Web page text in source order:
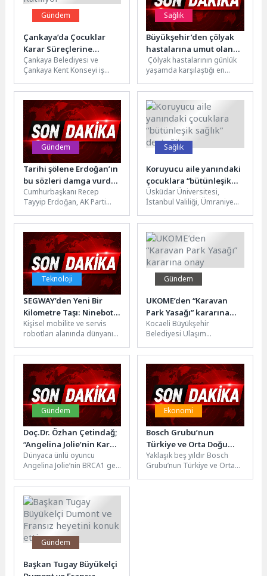
Gündem
Çankaya’da Çocuklar
Karar Süreçlerine
Katılıyor
Çankaya Belediyesi ve
Çankaya Kent Konseyi iş
Çocuk Meclisi, çocukların
yerel karar...
Sağlık
Büyükşehir’den çölyak
hastalarına umut olan
destek
Çölyak hastalarının günlük
yaşamda karşılaştığı en
glütensiz gıdaya erişim,
yüksek ürün...
Gündem
Tarihi şölene Erdoğan’ın
bu sözleri damga vurdu:
“Gençliğin Başkenti
Kocaeli!”
Cumhurbaşkanı Recep
Tayyip Erdoğan, AK Parti
tarafından düzenlenen ve 81
ilden...
Sağlık
Koruyucu aile yanındaki
çocuklara “bütünleşik
sağlık” desteği!
Üsküdar Üniversitesi,
İstanbul Valiliği, Ümraniye
ve Sosyal Hizmetler İl
Müdürlüğü ve İstanbul...
Teknoloji
SEGWAY’den Yeni Bir
Kilometre Taşı: Ninebot
E2 Serisi 1 Milyon Satışı
Aştı
Kişisel mobilite ve servis
robotları alanında dünyanın
Segway, Ninebot E2 serisi
elektrikli...
Gündem
UKOME’den “Karavan
Park Yasağı” kararına
onay
Kocaeli Büyükşehir
Belediyesi Ulaşım
(UKOME) kararıyla Kocaeli
genelinde belirlenen
karavan otoparkları dışında
kalan...
Gündem
Doç.Dr. Özhan Çetindağ;
“Angelina Jolie’nin Kararı
Meme Kanserinde
Küresel Farkındalık
Yarattı”
Dünyaca ünlü oyuncu
Angelina Jolie’nin BRCA1 gen
açıklamasının ardından
koruyucu amaçla yaptırdığı
subkutan...
Ekonomi
Bosch Grubu’nun
Türkiye ve Orta Doğu
Başkanlığı görevini Karin
Gilges devralıyor
Yaklaşık beş yıldır Bosch
Grubu’nun Türkiye ve Orta
Gündem
Başkan Tugay Büyükelçi